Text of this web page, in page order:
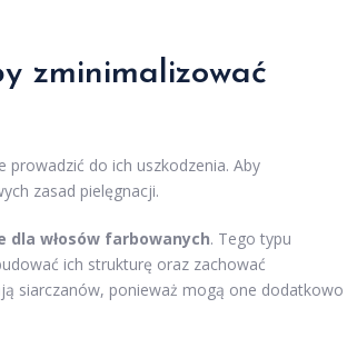
zminimalizować
do ich uszkodzenia. Aby
zasad pielęgnacji.
dla włosów farbowanych. Tego typu
ich strukturę oraz zachować
siarczanów, ponieważ mogą one dodatkowo